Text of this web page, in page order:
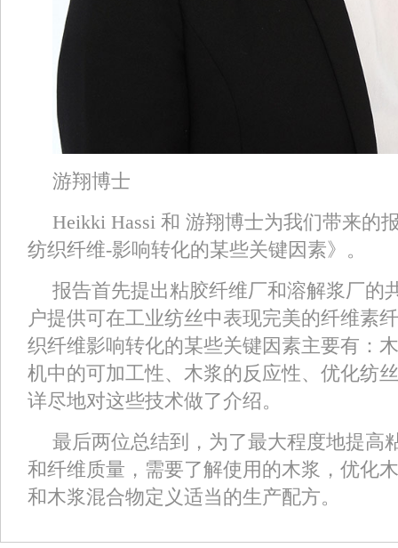
游翔博士
Heikki Hassi 和 游翔博士为我们带来的
纺织纤维-影响转化的某些关键因素》。
报告首先提出粘胶纤维厂和溶解浆厂的
户提供可在工业纺丝中表现完美的纤维素
织纤维影响转化的某些关键因素主要有：
机中的可加工性、木浆的反应性、优化纺
详尽地对这些技术做了介绍。
最后两位总结到，为了最大程度地提高
和纤维质量，需要了解使用的木浆，优化
和木浆混合物定义适当的生产配方。